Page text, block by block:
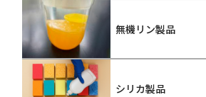
無機リン製品
シリカ製品